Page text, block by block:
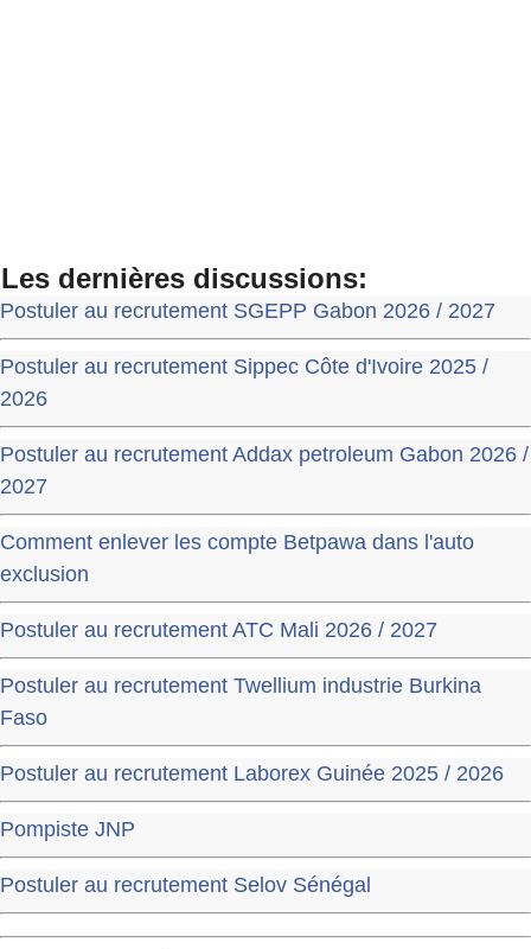
Les dernières discussions:
Postuler au recrutement SGEPP Gabon 2026 / 2027
Postuler au recrutement Sippec Côte d'Ivoire 2025 /
2026
Postuler au recrutement Addax petroleum Gabon 2026 /
2027
Comment enlever les compte Betpawa dans l'auto
exclusion
Postuler au recrutement ATC Mali 2026 / 2027
Postuler au recrutement Twellium industrie Burkina
Faso
Postuler au recrutement Laborex Guinée 2025 / 2026
Pompiste JNP
Postuler au recrutement Selov Sénégal